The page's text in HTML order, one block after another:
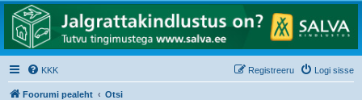
KKK Logi sisse
Registreeru
Foorumi pealeht Otsi